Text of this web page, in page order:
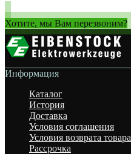
Хотите, мы Вам перезвоним?
Информация
Каталог
История
Доставка
Условия соглашения
Условия возврата товара
Рассрочка